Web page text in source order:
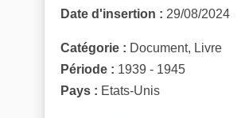
Date d'insertion : 29/08/2024
Catégorie : Document, Livre
Période : 1939 - 1945
Pays : Etats-Unis